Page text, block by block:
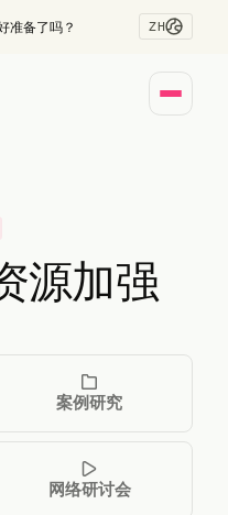
准备了吗？ ZH
源加强
案例研究
网络研讨会